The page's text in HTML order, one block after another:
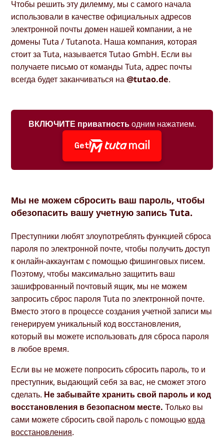
Чтобы решить эту дилемму, мы с самого начала
использовали в качестве официальных адресов
электронной почты домен нашей компании, а не
домены Tuta / Tutanota. Наша компания, которая
стоит за Tuta, называется Tutao GmbH. Если вы
получаете письмо от команды Tuta, адрес почты
всегда будет заканчиваться на@tutao.de.
ВКЛЮЧИТЕ приватностьодним нажатием.
Get
Мы не можем сбросить ваш пароль, чтобы
обезопасить вашу учетную запись Tuta.
Преступники любят злоупотреблять функцией сброса
пароля по электронной почте, чтобы получить доступ
к онлайн-аккаунтам с помощью фишинговых писем.
Поэтому, чтобы максимально защитить ваш
зашифрованный почтовый ящик, мы не можем
запросить сброс пароля Tuta по электронной почте.
Вместо этого в процессе создания учетной записи мы
генерируем уникальный код восстановления,
который вы можете использовать для сброса пароля
в любое время.
Если вы не можете попросить сбросить пароль, то и
преступник, выдающий себя за вас, не сможет этого
сделать. Не забывайте хранить свой пароль и код
восстановления в безопасном месте. Только вы
сами можете сбросить свой пароль с помощью кода
восстановления.